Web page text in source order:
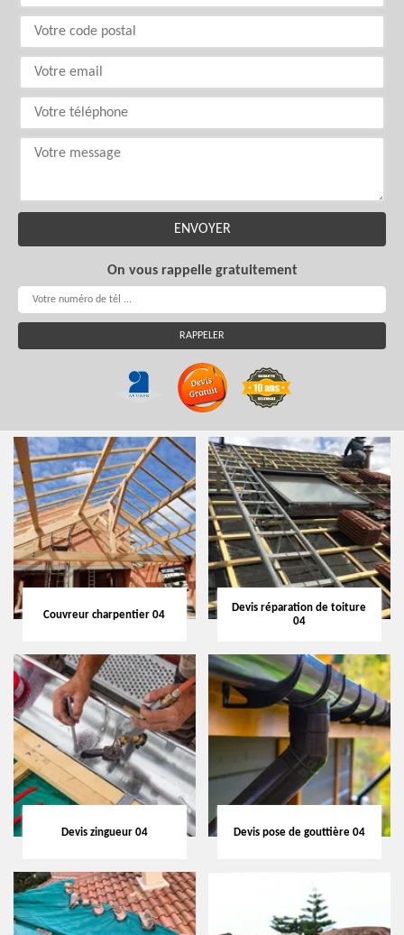
On vous rappelle gratuitement
Couvreur charpentier 04
Devis réparation de toiture
04
Devis zingueur 04 Devis pose de gouttière 04